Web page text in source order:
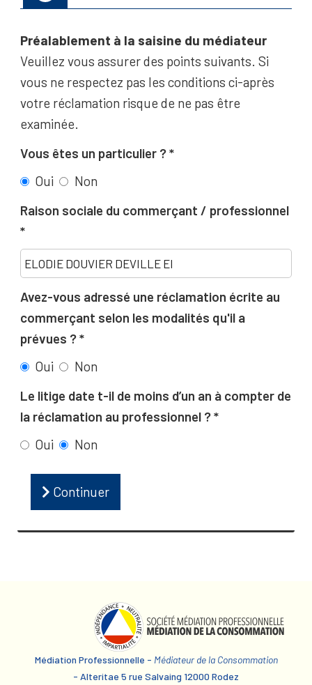
Préalablement à la saisine du médiateur
Veuillez vous assurer des points suivants. Si
vous ne respectez pas les conditions ci-après
votre réclamation risque de ne pas être
examinée.
Vous êtes un particulier ?
Oui
Non
Raison sociale du commerçant / professionnel
Avez-vous adressé une réclamation écrite au
commerçant selon les modalités qu'il a
prévues ?
Oui
Non
Le litige date t-il de moins d’un an à compter de
la réclamation au professionnel ?
Oui
Non
Continuer
Médiation Professionnelle - Médiateur de la Consommation
- Alteritae 5 rue Salvaing 12000 Rodez